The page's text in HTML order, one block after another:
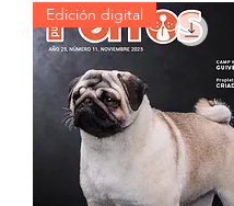
Edición digital